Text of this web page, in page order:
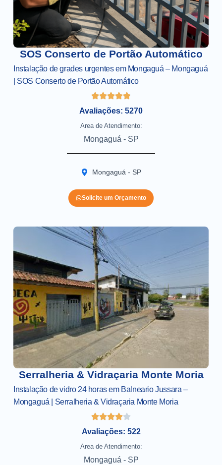
SOS Conserto de Portão Automático
Instalação de grades urgentes em Mongaguá – Mongaguá
| SOS Conserto de Portão Automático
Avaliações: 5270
Area de Atendimento:
Mongaguá - SP
Mongaguá - SP
Solicite um Orçamento
Serralheria & Vidraçaria Monte Moria
Instalação de vidro 24 horas em Balneario Jussara –
Mongaguá | Serralheria & Vidraçaria Monte Moria
Avaliações: 522
Area de Atendimento:
Mongaguá - SP